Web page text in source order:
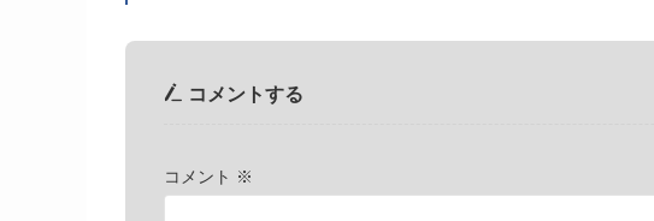
コメントする
コメント ※